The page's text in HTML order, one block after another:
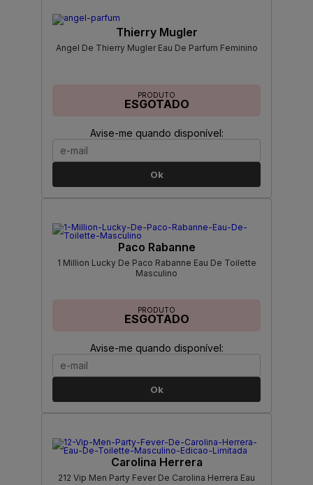
Thierry Mugler
Angel De Thierry Mugler Eau De Parfum Feminino
PRODUTO
ESGOTADO
Avise-me quando disponível:
Ok
Paco Rabanne
1 Million Lucky De Paco Rabanne Eau De Toilette
Masculino
PRODUTO
ESGOTADO
Avise-me quando disponível:
Ok
Carolina Herrera
212 Vip Men Party Fever De Carolina Herrera Eau